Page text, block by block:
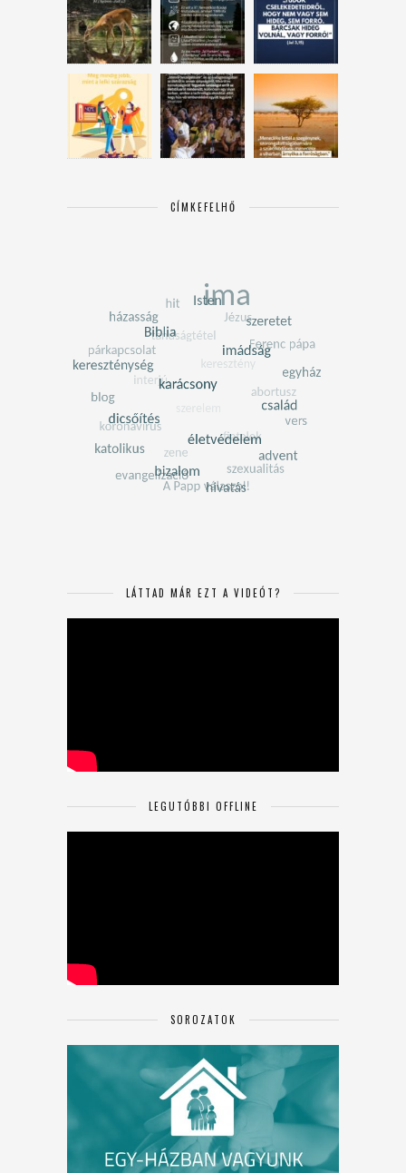
CÍMKEFELHŐ
LÁTTAD MÁR EZT A VIDEÓT?
LEGUTÓBBI OFFLINE
SOROZATOK